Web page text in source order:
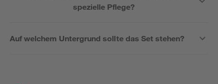
spezielle Pflege?
Auf welchem Untergrund sollte das Set stehen?